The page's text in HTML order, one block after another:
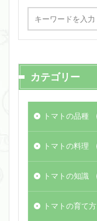
カテゴリー
トマトの品種
トマトの料理
トマトの知識
トマトの育て方